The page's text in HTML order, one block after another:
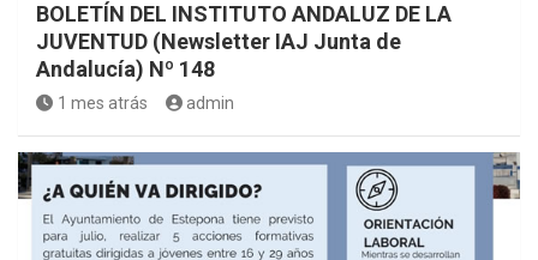
BOLETÍN DEL INSTITUTO ANDALUZ DE LA
JUVENTUD (Newsletter IAJ Junta de
Andalucía) Nº 148
1 mes atrás admin